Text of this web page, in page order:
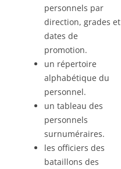
personnels par
direction, grades et
dates de
promotion.
un répertoire
alphabétique du
personnel.
un tableau des
personnels
surnuméraires.
les officiers des
bataillons des